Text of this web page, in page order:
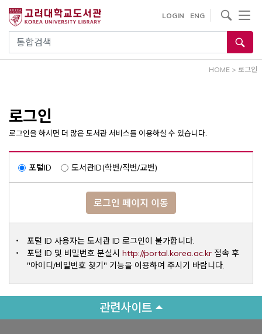
건
통합검색
LOGIN ENG
사이트내 검색
HOME > 로그인
로그인
로그인을 하시면 더 많은 도서관 서비스를 이용하실 수 있습니다.
포털ID 도서관ID(학번/직번/교번)
로그인 페이지 이동
포털 ID 사용자는 도서관 ID 로그인이 불가합니다.
포털 ID 및 비밀번호 분실시 http://portal.korea.ac.krOpens a
접속 후
"아이디/비밀번호 찾기" 기능을 이용하여 주시기 바랍니다.
관련사이트